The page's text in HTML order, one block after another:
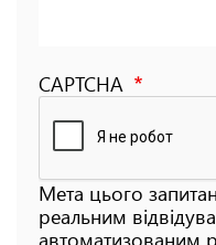
CAPTCHA
Мета цього
реальним
автоматизованим